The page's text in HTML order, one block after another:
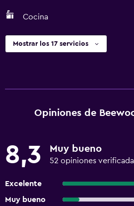
Cocina
Mostrar los 17 servicios
Opiniones de
8,3 Muy bueno
52 opiniones
Excelente
Muy bueno